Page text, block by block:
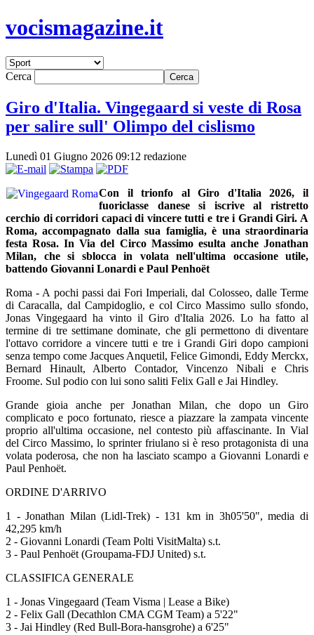
vocismagazine.it
Cerca
Giro d'Italia. Vingegaard si veste di Rosa
per salire sull' Olimpo del cislismo
Lunedì 01 Giugno 2026 09:12 redazione
Con il trionfo al Giro d'Italia 2026, il
fuoriclasse danese si iscrive al ristretto
cerchio di corridori capaci di vincere tutti e tre i Grandi Giri. A
Roma, accompagnato dalla sua famiglia, è una straordinaria
festa Rosa. In Via del Circo Massimo esulta anche Jonathan
Milan, che si sblocca in volata nell'ultima occasione utile,
battendo Giovanni Lonardi e Paul Penhoët
Roma - A pochi passi dai Fori Imperiali, dal Colosseo, dalle Terme
di Caracalla, dal Campidoglio, e col Circo Massimo sullo sfondo,
Jonas Vingegaard ha vinto il Giro d'Italia 2026. Lo ha fatto al
termine di tre settimane dominate, che gli permettono di diventare
l'ottavo corridore a vincere tutti e tre i Grandi Giri dopo campioni
senza tempo come Jacques Anquetil, Felice Gimondi, Eddy Merckx,
Bernard Hinault, Alberto Contador, Vincenzo Nibali e Chris
Froome. Sul podio con lui sono saliti Felix Gall e Jai Hindley.
Grande gioia anche per Jonathan Milan, che dopo un Giro
complicato e poco fortunato, riesce a piazzare la zampata vincente
proprio all'ultima occasione, nel contesto più affascinante. In Vial
del Circo Massimo, lo sprinter friulano si è reso protagonista di una
volata poderosa, che non ha lasciato scampo a Giovanni Lonardi e
Paul Penhoët.
ORDINE D'ARRIVO
1 - Jonathan Milan (Lidl-Trek) - 131 km in 3h05'50", media di
42,295 km/h
2 - Giovanni Lonardi (Team Polti VisitMalta) s.t.
3 - Paul Penhoët (Groupama-FDJ United) s.t.
CLASSIFICA GENERALE
1 - Jonas Vingegaard (Team Visma | Lease a Bike)
2 - Felix Gall (Decathlon CMA CGM Team) a 5'22"
3 - Jai Hindley (Red Bull-Bora-hansgrohe) a 6'25"